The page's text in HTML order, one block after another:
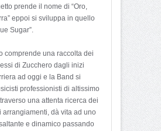
prende il nome di “Oro,
eppoi si sviluppa in quello
Sugar”.
comprende una raccolta dei
di Zucchero dagli inizi
ad oggi e la Band si
professionisti di altissimo
una attenta ricerca dei
arrangiamenti, dà vita ad uno
e dinamico passando